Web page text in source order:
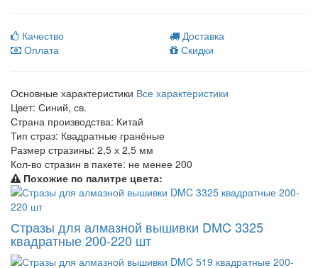
Качество
Доставка
Оплата
Скидки
Основные характеристики Все характеристики
Цвет: Синий, св.
Страна производства: Китай
Тип страз: Квадратные гранёные
Размер стразины: 2,5 х 2,5 мм
Кол-во стразин в пакете: не менее 200
Похожие по палитре цвета:
Стразы для алмазной вышивки DMC 3325
квадратные 200-220 шт